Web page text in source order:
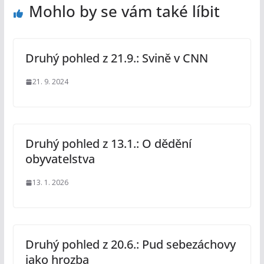
Mohlo by se vám také líbit
Druhý pohled z 21.9.: Svině v CNN
21. 9. 2024
Druhý pohled z 13.1.: O dědění
obyvatelstva
13. 1. 2026
Druhý pohled z 20.6.: Pud sebezáchovy
jako hrozba